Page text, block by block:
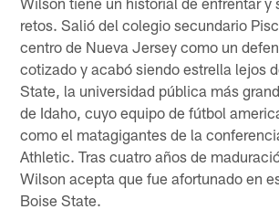
retos. Salió del colegio secundario
centro de Nueva Jersey como un
cotizado y acabó siendo estrella lejos
State, la universidad pública más
de Idaho, cuyo equipo de fútbol
como el matagigantes de la
Athletic. Tras cuatro años de
Wilson acepta que fue afortunado en
Boise State.